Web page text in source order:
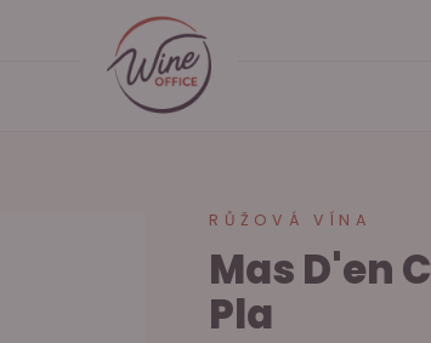
RŮŽOVÁ VÍNA
Mas D'en
Pla